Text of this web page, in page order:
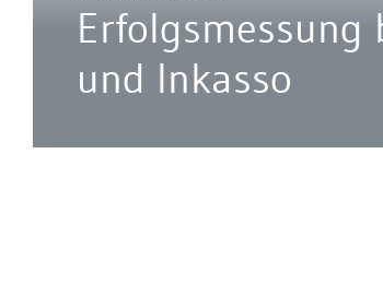
Erfolgsmessung
und Inkasso